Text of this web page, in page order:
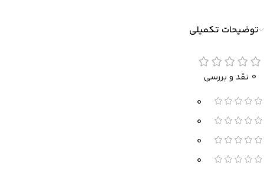
توضیحات تکمیلی
0 نقد و بررسی
0
0
0
0